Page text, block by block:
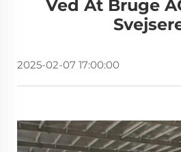
Ved At Bruge
2025-02-07 17:00:00